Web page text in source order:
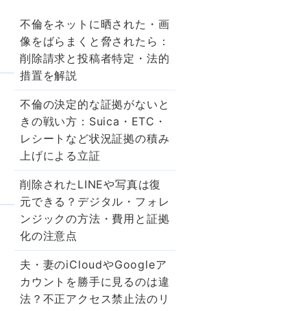
不倫をネットに晒された・画
像をばらまくと脅されたら：
削除請求と投稿者特定・法的
措置を解説
不倫の決定的な証拠がないと
きの戦い方：Suica・ETC・
レシートなど状況証拠の積み
上げによる立証
削除されたLINEや写真は復
元できる？デジタル・フォレ
ンジックの方法・費用と証拠
化の注意点
夫・妻のiCloudやGoogleア
カウントを勝手に見るのは違
法？不正アクセス禁止法のリ